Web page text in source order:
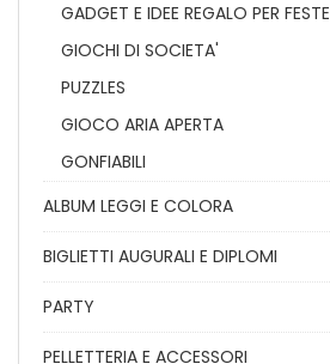
GADGET E IDEE REGALO PER FESTE
GIOCHI DI SOCIETA'
PUZZLES
GIOCO ARIA APERTA
GONFIABILI
ALBUM LEGGI E COLORA
BIGLIETTI AUGURALI E DIPLOMI
PARTY
PELLETTERIA E ACCESSORI